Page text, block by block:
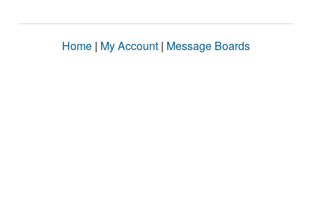
Home | My Account | Message Boards